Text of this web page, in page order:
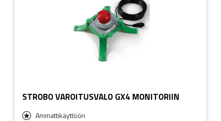
STROBO VAROITUSVALO GX4 MONITORIIN
Ammattikäyttöön